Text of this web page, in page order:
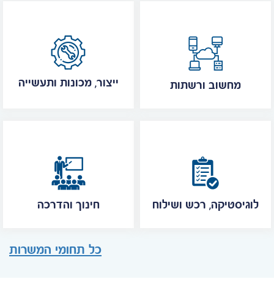
ייצור, מכונות ותעשייה מחשוב ורשתות
חינוך והדרכה לוגיסטיקה, רכש ושילוח
כל תחומי המשרות